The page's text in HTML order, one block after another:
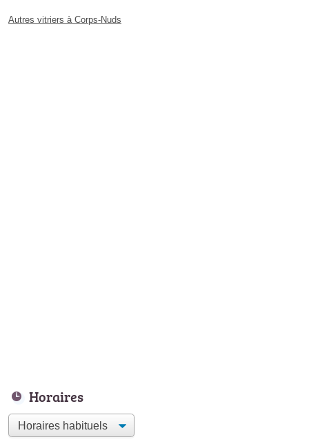
Autres vitriers à Corps-Nuds
Horaires